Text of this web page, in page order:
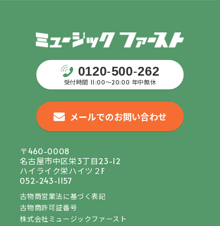
0120-500-262
受付時間 11:00〜20:00 年中無休
メールでのお問い合わせ
〒460-0008
名古屋市中区栄3丁目23-12
ハイライク栄ハイツ２F
052-243-1157
古物商営業法に基づく表記
古物商許可証番号
株式会社ミュージックファースト